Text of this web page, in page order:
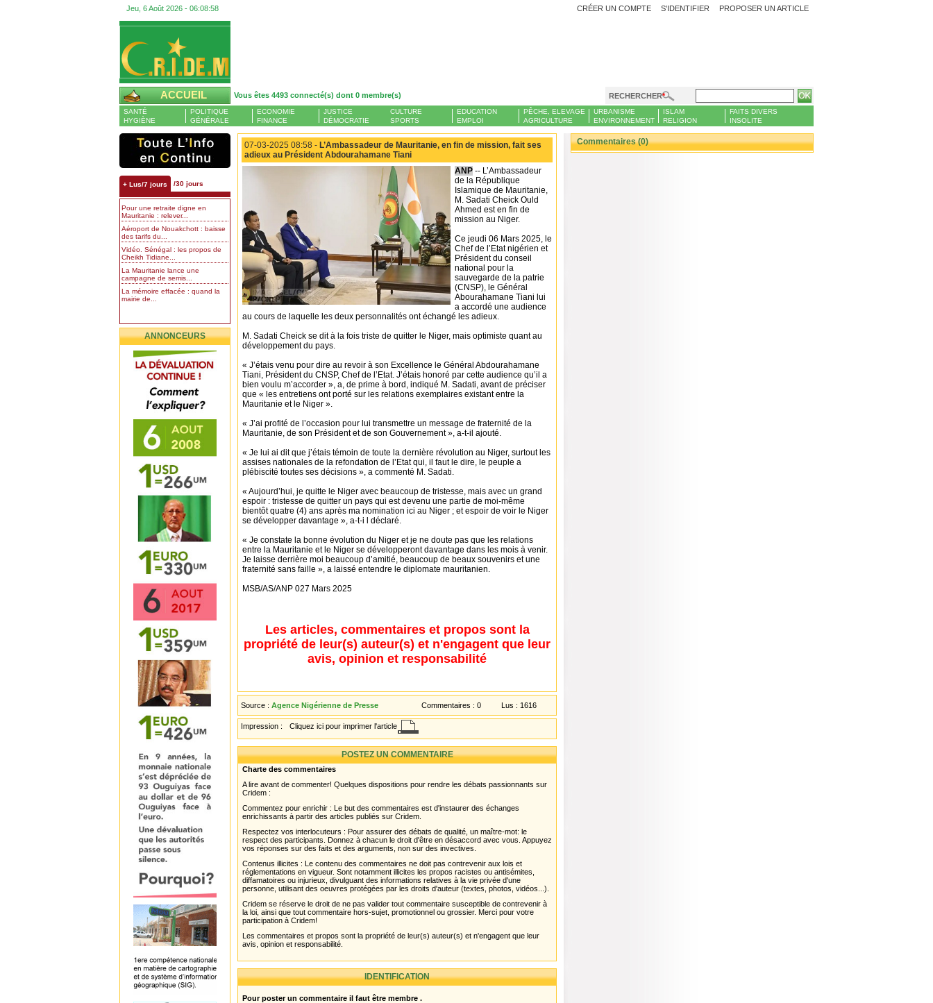
Jeu, 6 Août 2026 - 06:08:59 PROPOSER UN ARTICLE
CRÉER UN COMPTE S'IDENTIFIER
ACCUEIL Vous êtes 4493 connecté(s) dont 0 membre(s) RECHERCHER
SANTÉ
HYGIÈNE
POLITIQUE
GÉNÉRALE
ECONOMIE
FINANCE
JUSTICE
DÉMOCRATIE
CULTURE
SPORTS
EDUCATION
EMPLOI
PÊCHE, ELEVAGE
AGRICULTURE
URBANISME
ENVIRONNEMENT
ISLAM
RELIGION
FAITS DIVERS
INSOLITE
+ Lus/7 jours /30 jours
Pour une retraite digne en
Mauritanie : relever...
Aéroport de Nouakchott : baisse
des tarifs du...
Vidéo. Sénégal : les propos de
Cheikh Tidiane...
La Mauritanie lance une
campagne de semis...
La mémoire effacée : quand la
mairie de...
ANNONCEURS
07-03-2025 08:58 - L’Ambassadeur de Mauritanie, en fin de mission, fait ses
adieux au Président Abdourahamane Tiani
ANP -- L’Ambassadeur
de la République
Islamique de Mauritanie,
M. Sadati Cheick Ould
Ahmed est en fin de
mission au Niger.
Ce jeudi 06 Mars 2025, le
Chef de l’Etat nigérien et
Président du conseil
national pour la
sauvegarde de la patrie
(CNSP), le Général
Abourahamane Tiani lui
a accordé une audience
au cours de laquelle les deux personnalités ont échangé les adieux.
M. Sadati Cheick se dit à la fois triste de quitter le Niger, mais optimiste quant au
développement du pays.
« J’étais venu pour dire au revoir à son Excellence le Général Abdourahamane
Tiani, Président du CNSP, Chef de l’Etat. J’étais honoré par cette audience qu’il a
bien voulu m’accorder », a, de prime à bord, indiqué M. Sadati, avant de préciser
que « les entretiens ont porté sur les relations exemplaires existant entre la
Mauritanie et le Niger ».
« J’ai profité de l’occasion pour lui transmettre un message de fraternité de la
Mauritanie, de son Président et de son Gouvernement », a-t-il ajouté.
« Je lui ai dit que j’étais témoin de toute la dernière révolution au Niger, surtout les
assises nationales de la refondation de l’Etat qui, il faut le dire, le peuple a
plébiscité toutes ses décisions », a commenté M. Sadati.
« Aujourd’hui, je quitte le Niger avec beaucoup de tristesse, mais avec un grand
espoir : tristesse de quitter un pays qui est devenu une partie de moi-même
bientôt quatre (4) ans après ma nomination ici au Niger ; et espoir de voir le Niger
se développer davantage », a-t-i l déclaré.
« Je constate la bonne évolution du Niger et je ne doute pas que les relations
entre la Mauritanie et le Niger se développeront davantage dans les mois à venir.
Je laisse derrière moi beaucoup d’amitié, beaucoup de beaux souvenirs et une
fraternité sans faille », a laissé entendre le diplomate mauritanien.
MSB/AS/ANP 027 Mars 2025
Les articles, commentaires et propos sont la
propriété de leur(s) auteur(s) et n'engagent que leur
avis, opinion et responsabilité
Source : Agence Nigérienne de Presse Commentaires : 0 Lus : 1616
Impression : Cliquez ici pour imprimer l'article
POSTEZ UN COMMENTAIRE
Charte des commentaires
A lire avant de commenter! Quelques dispositions pour rendre les débats passionnants sur
Cridem :
Commentez pour enrichir : Le but des commentaires est d'instaurer des échanges
enrichissants à partir des articles publiés sur Cridem.
Respectez vos interlocuteurs : Pour assurer des débats de qualité, un maître-mot: le
respect des participants. Donnez à chacun le droit d'être en désaccord avec vous. Appuyez
vos réponses sur des faits et des arguments, non sur des invectives.
Contenus illicites : Le contenu des commentaires ne doit pas contrevenir aux lois et
réglementations en vigueur. Sont notamment illicites les propos racistes ou antisémites,
diffamatoires ou injurieux, divulguant des informations relatives à la vie privée d'une
personne, utilisant des oeuvres protégées par les droits d'auteur (textes, photos, vidéos...).
Cridem se réserve le droit de ne pas valider tout commentaire susceptible de contrevenir à
la loi, ainsi que tout commentaire hors-sujet, promotionnel ou grossier. Merci pour votre
participation à Cridem!
Les commentaires et propos sont la propriété de leur(s) auteur(s) et n'engagent que leur
avis, opinion et responsabilité.
IDENTIFICATION
Pour poster un commentaire il faut être membre .
Commentaires (0)